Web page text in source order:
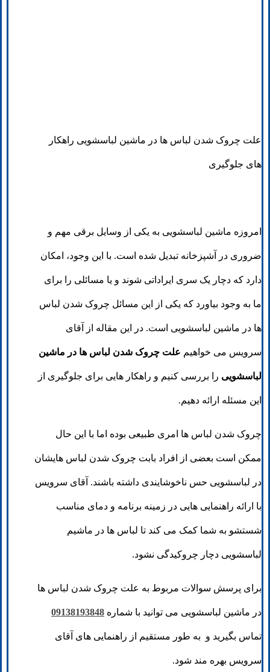
علت چروک شدن لباس ها در ماشین لباسشویی راهکار
های جلوگیری
امروزه ماشین لباسشویی به یکی از وسایل برقی مهم و
ضروری در آشپزخانه تبدیل شده است. با این وجود، امکان
دارد که دچار یک سری ایراداتی شوند و یا مسائلی را برای
ما به وجود بیاورد که یکی از این مسائل چروک شدن لباس
ها در ماشین لباسشویی است. در این مقاله از آقای
سرویس می خواهیم علت چروک شدن لباس ها در ماشین
لباسشویی را بررسی کنیم و راهکار هایی برای جلوگیری از
این مسئله ارائه دهیم.
چروک شدن لباس ها امری طبیعی بوده اما با این حال
ممکن است بعضی از افراد بابت چروک شدن لباس هایشان
در لباسشویی حس ناخوشایندی داشته باشند. آقای سرویس
با ارائه راهنمایی هایی در زمینه برنامه و دمای مناسب
شستشو به شما کمک می کند تا لباس ها در ماشیم
لباسشویی دچار چروکیدگی نشود.
برای پرسش سوالات مربوط به علت چروک شدن لباس ها
در ماشین لباسشویی می توانید با شماره 09138193848
تماس بگیرید و به طور مستقیم از راهنمایی های آقای
سرویس بهره مند شود.